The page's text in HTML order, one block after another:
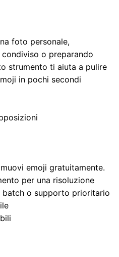
foto personale,
o preparando
strumento ti aiuta a pulire
in pochi secondi
emoji gratuitamente.
per una risoluzione
batch o supporto prioritario